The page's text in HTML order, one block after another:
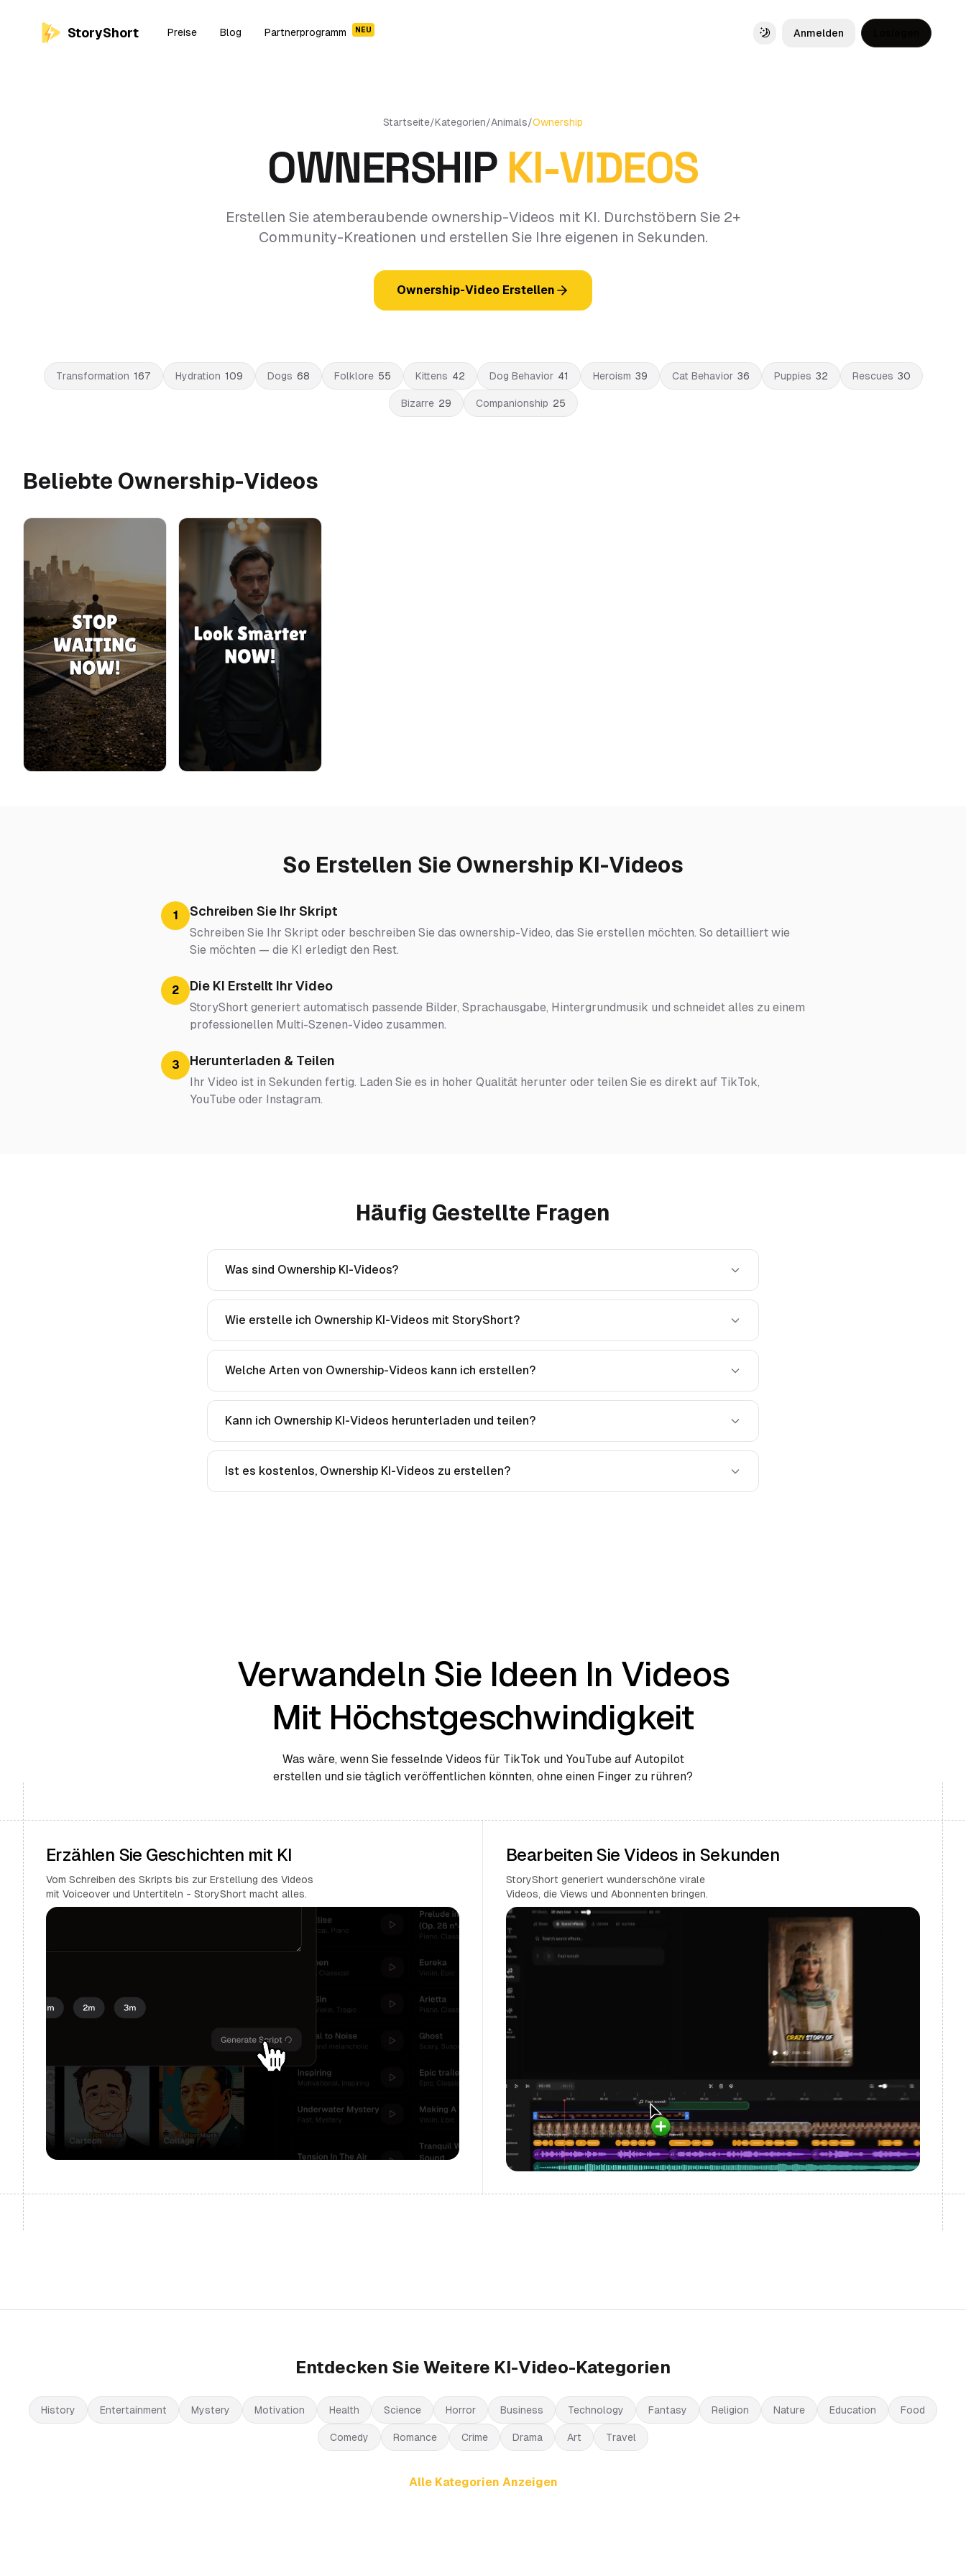
StoryShort Preise Blog Partnerprogramm NEU
Toggle theme
Anmelden
Startseite/Kategorien/Animals/Ownership
OWNERSHIP KI-VIDEOS
Erstellen Sie atemberaubende ownership-Videos mit KI. Durchstöbern Sie 2+
Community-Kreationen und erstellen Sie Ihre eigenen in Sekunden.
Ownership-Video Erstellen
Transformation 167 Hydration 109 Dogs 68 Folklore 55 Kittens 42 Dog Behavior 41 Heroism 39 Cat Behavior 36 Puppies 32 Rescues 30
Bizarre 29 Companionship 25
Beliebte Ownership-Videos
So Erstellen Sie Ownership KI-Videos
1 Schreiben Sie Ihr Skript
Schreiben Sie Ihr Skript oder beschreiben Sie das ownership-Video, das Sie erstellen möchten. So detailliert wie
Sie möchten — die KI erledigt den Rest.
2 Die KI Erstellt Ihr Video
StoryShort generiert automatisch passende Bilder, Sprachausgabe, Hintergrundmusik und schneidet alles zu einem
professionellen Multi-Szenen-Video zusammen.
3 Herunterladen & Teilen
Ihr Video ist in Sekunden fertig. Laden Sie es in hoher Qualität herunter oder teilen Sie es direkt auf TikTok,
YouTube oder Instagram.
Häufig Gestellte Fragen
Was sind Ownership KI-Videos?
Wie erstelle ich Ownership KI-Videos mit StoryShort?
Welche Arten von Ownership-Videos kann ich erstellen?
Kann ich Ownership KI-Videos herunterladen und teilen?
Ist es kostenlos, Ownership KI-Videos zu erstellen?
Verwandeln Sie Ideen In Videos
Mit Höchstgeschwindigkeit
Was wäre, wenn Sie fesselnde Videos für TikTok und YouTube auf Autopilot
erstellen und sie täglich veröffentlichen könnten, ohne einen Finger zu rühren?
Erzählen Sie Geschichten mit KI
Vom Schreiben des Skripts bis zur Erstellung des Videos
mit Voiceover und Untertiteln - StoryShort macht alles.
Bearbeiten Sie Videos in Sekunden
StoryShort generiert wunderschöne virale
Videos, die Views und Abonnenten bringen.
Entdecken Sie Weitere KI-Video-Kategorien
History Entertainment Mystery Motivation Health Science Horror Business Technology Fantasy Religion Nature Education Food
Comedy Romance Crime Drama Art Travel
Alle Kategorien Anzeigen